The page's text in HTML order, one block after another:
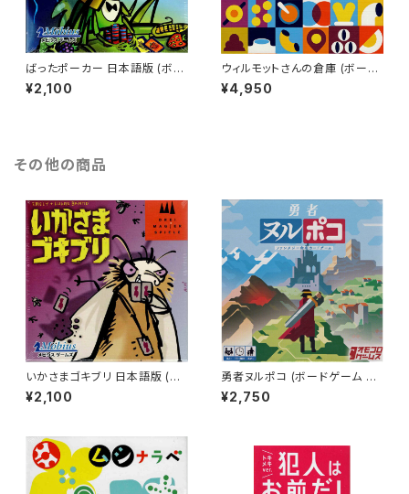
ばったポーカー 日本語版 (ボー
ドゲーム カードゲーム) 8歳以
上 20分程度 2-4人用
¥2,100
ウィルモットさんの倉庫 (ボード
ゲーム カードゲーム) 8歳以上
30分程度 2-6人用
¥4,950
その他の商品
いかさまゴキブリ 日本語版 (ボ
ードゲーム カードゲーム) 7歳
以上 15-25分程度 3-5人用
¥2,100
勇者ヌルポコ (ボードゲーム カ
ードゲーム) 6歳以上 15-30分
程度 3人以上
¥2,750